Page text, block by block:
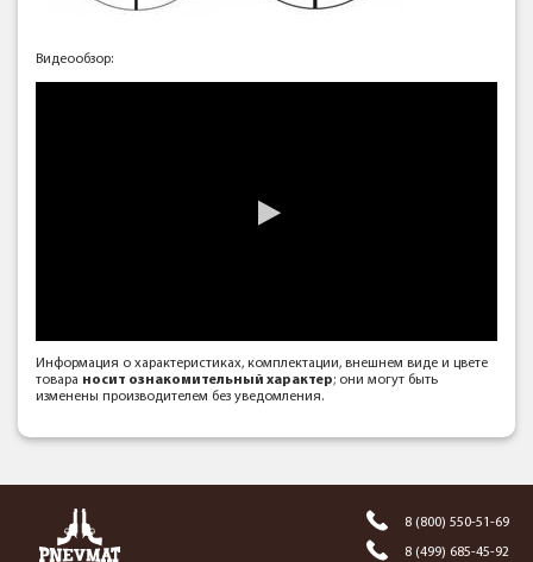
Видеообзор:
Информация о характеристиках, комплектации, внешнем виде и цвете
товара носит ознакомительный характер; они могут быть
изменены производителем без уведомления.
8 (800) 550-51-69
8 (499) 685-45-92